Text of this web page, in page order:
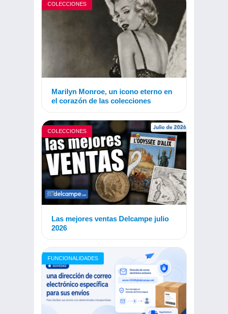
COLECCIONES
Marilyn Monroe, un icono eterno en
el corazón de las colecciones
COLECCIONES
Las mejores ventas Delcampe julio
2026
FUNCIONALIDADES